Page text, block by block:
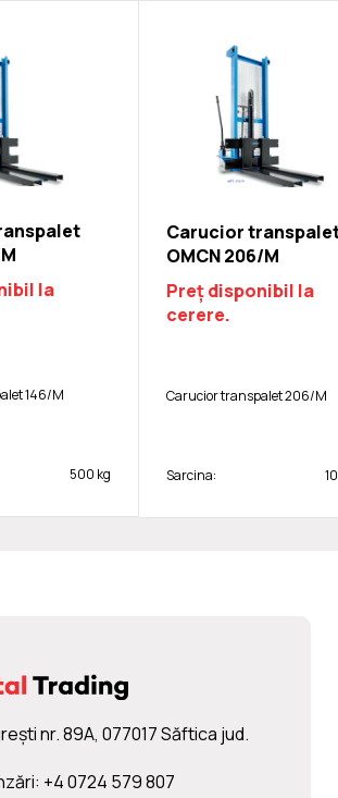
la
146/M
500 kg
Carucior
OMCN 206/M
Preț disponibil la
cerere.
Carucior transpalet 206/M
Sarcina:
nr. 89A, 077017 Săftica jud.
+4 0724 579 807